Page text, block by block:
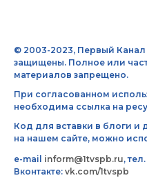
© 2003-2023, Первый Канал
защищены. Полное или
материалов запрещено.
При согласованном
необходима ссылка на
Код для вставки в блоги и
на нашем сайте, можно
e-mail inform@1tvspb.ru,
Вконтакте: vk.com/1tvspb